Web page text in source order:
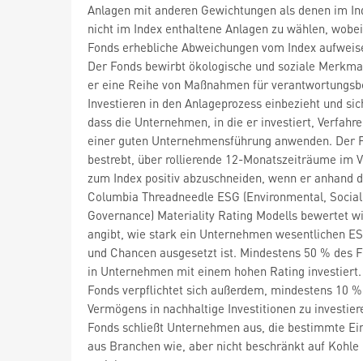
Anlagen mit anderen Gewichtungen als denen im
nicht im Index enthaltene Anlagen zu wählen,
Fonds erhebliche Abweichungen vom Index
Der Fonds bewirbt ökologische und soziale
er eine Reihe von Maßnahmen für
Investieren in den Anlageprozess einbezieht und
dass die Unternehmen, in die er investiert,
einer guten Unternehmensführung anwenden. Der
bestrebt, über rollierende 12-Monatszeiträume im
zum Index positiv abzuschneiden, wenn er anhand
Columbia Threadneedle ESG (Environmental,
Governance) Materiality Rating Modells bewertet
angibt, wie stark ein Unternehmen wesentlichen
und Chancen ausgesetzt ist. Mindestens 50 % des
in Unternehmen mit einem hohen Rating
Fonds verpflichtet sich außerdem, mindestens 10
Vermögens in nachhaltige Investitionen zu
Fonds schließt Unternehmen aus, die bestimmte
aus Branchen wie, aber nicht beschränkt auf Kohle